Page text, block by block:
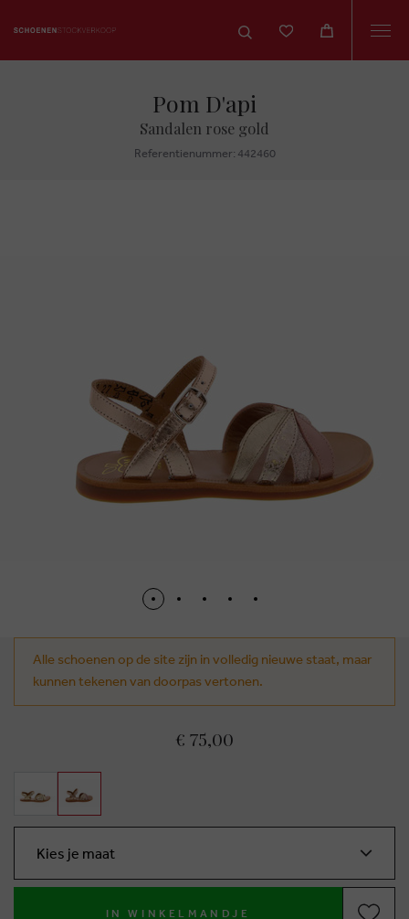
Pom D'api
Sandalen rose gold
Referentienummer: 442460
Alle schoenen op de site zijn in volledig nieuwe staat, maar
kunnen tekenen van doorpas vertonen.
€ 75,00
Kies je maat
IN WINKELMANDJE